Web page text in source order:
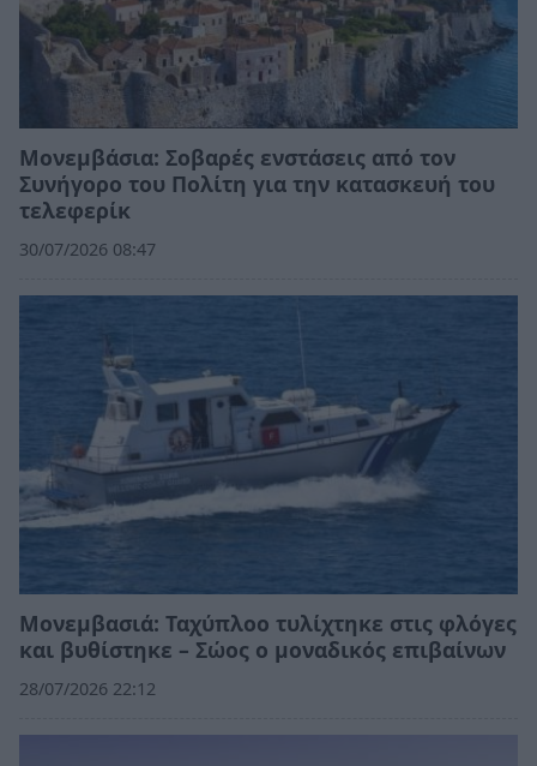
Moνεμβάσια: Σοβαρές ενστάσεις από τον
Συνήγορο του Πολίτη για την κατασκευή του
τελεφερίκ
30/07/2026 08:47
Μονεμβασιά: Ταχύπλοο τυλίχτηκε στις φλόγες
και βυθίστηκε – Σώος ο μοναδικός επιβαίνων
28/07/2026 22:12